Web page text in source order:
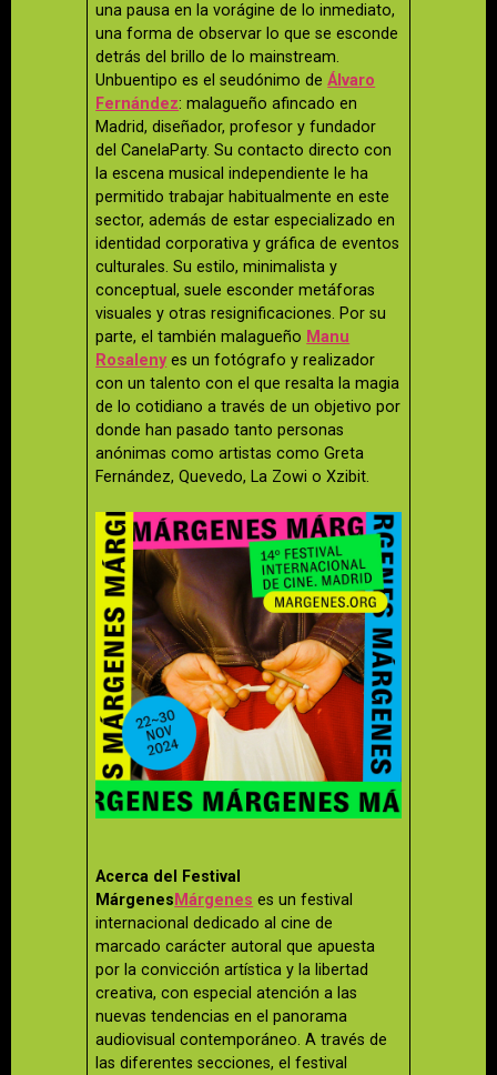
una pausa en la vorágine de lo inmediato,
una forma de observar lo que se esconde
detrás del brillo de lo mainstream.
Unbuentipo es el seudónimo deÁlvaro
Fernández: malagueño afincado en
Madrid, diseñador, profesor y fundador
del CanelaParty. Su contacto directo con
la escena musical independiente le ha
permitido trabajar habitualmente en este
sector, además de estar especializado en
identidad corporativa y gráfica de eventos
culturales. Su estilo, minimalista y
conceptual, suele esconder metáforas
visuales y otras resignificaciones. Por su
parte, el también malagueño Manu
Rosalenyes un fotógrafo y realizador
con un talento con el que resalta la magia
de lo cotidiano a través de un objetivo por
donde han pasado tanto personas
anónimas como artistas como Greta
Fernández, Quevedo, La Zowi o Xzibit.
Acerca del Festival
Márgenes Márgenes es un festival
internacional dedicado al cine de
marcado carácter autoral que apuesta
por la convicción artística y la libertad
creativa, con especial atención a las
nuevas tendencias en el panorama
audiovisual contemporáneo. A través de
las diferentes secciones, el festival